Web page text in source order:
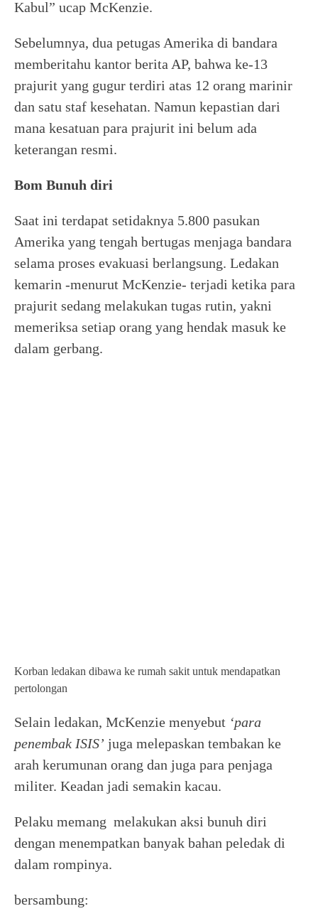
Kabul” ucap McKenzie.
Sebelumnya, dua petugas Amerika di bandara
memberitahu kantor berita AP, bahwa ke-13
prajurit yang gugur terdiri atas 12 orang marinir
dan satu staf kesehatan. Namun kepastian dari
mana kesatuan para prajurit ini belum ada
keterangan resmi.
Bom Bunuh diri
Saat ini terdapat setidaknya 5.800 pasukan
Amerika yang tengah bertugas menjaga bandara
selama proses evakuasi berlangsung. Ledakan
kemarin -menurut McKenzie- terjadi ketika para
prajurit sedang melakukan tugas rutin, yakni
memeriksa setiap orang yang hendak masuk ke
dalam gerbang.
Korban ledakan dibawa ke rumah sakit untuk mendapatkan
pertolongan
Selain ledakan, McKenzie menyebut ‘para
penembak ISIS’ juga melepaskan tembakan ke
arah kerumunan orang dan juga para penjaga
militer. Keadan jadi semakin kacau.
Pelaku memang melakukan aksi bunuh diri
dengan menempatkan banyak bahan peledak di
dalam rompinya.
bersambung: